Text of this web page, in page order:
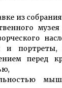
из
музея
и портреты,
перед